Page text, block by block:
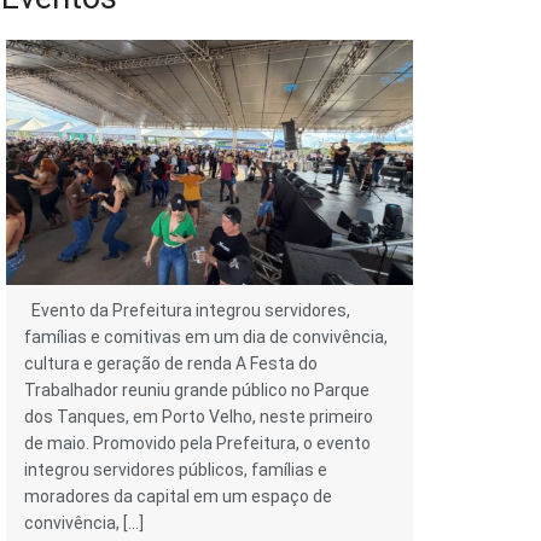
Evento da Prefeitura integrou servidores,
famílias e comitivas em um dia de convivência,
cultura e geração de renda A Festa do
Trabalhador reuniu grande público no Parque
dos Tanques, em Porto Velho, neste primeiro
de maio. Promovido pela Prefeitura, o evento
integrou servidores públicos, famílias e
moradores da capital em um espaço de
convivência, […]